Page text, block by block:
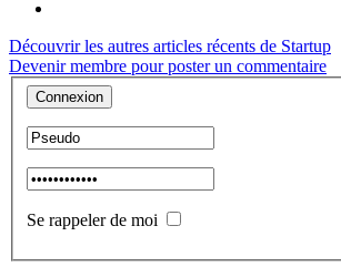
Découvrir les autres articles récents de Startup
Devenir membre pour poster un commentaire
Se rappeler de moi